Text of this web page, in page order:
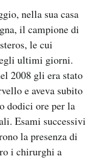
nella sua casa
il campione di
le cui
ultimi giorni.
2008 gli era stato
e aveva subito
dodici ore per la
Esami successivi
la presenza di
i chirurghi a